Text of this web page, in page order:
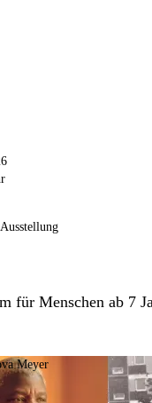
für Menschen ab 7
Meyer